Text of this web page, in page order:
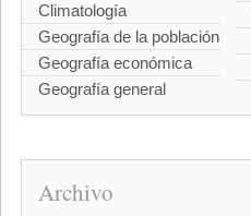
Climatología
Geografía de la población
Geografía económica
Geografía general
Archivo